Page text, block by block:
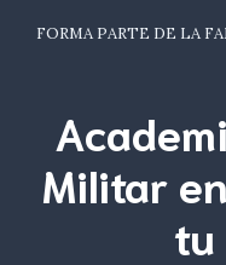
FORMA PARTE DE LA
Militar
tu